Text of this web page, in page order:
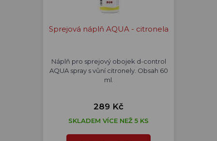
Sprejová náplň AQUA - citronela
Náplň pro sprejový obojek d-control
AQUA spray s vůní citronely. Obsah 60
ml.
289 Kč
SKLADEM VÍCE NEŽ 5 KS